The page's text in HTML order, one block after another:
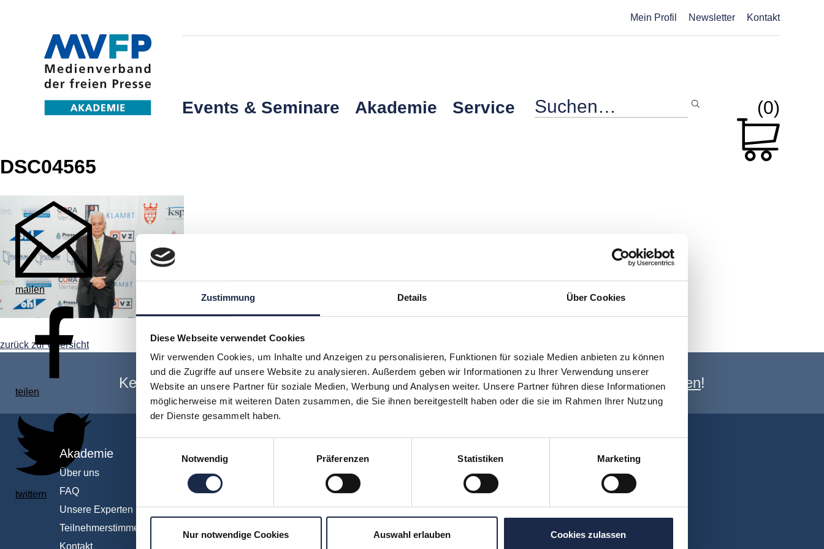
Zustimmung Details Über Cookies
Diese Webseite verwendet Cookies
Wir verwenden Cookies, um Inhalte und Anzeigen zu personalisieren, Funktionen für soziale Medien anbieten zu können
und die Zugriffe auf unsere Website zu analysieren. Außerdem geben wir Informationen zu Ihrer Verwendung unserer
Website an unsere Partner für soziale Medien, Werbung und Analysen weiter. Unsere Partner führen diese Informationen
möglicherweise mit weiteren Daten zusammen, die Sie ihnen bereitgestellt haben oder die sie im Rahmen Ihrer Nutzung
der Dienste gesammelt haben.
Notwendig
Präferenzen Statistiken Marketing
Nur notwendige Cookies Auswahl erlauben Cookies zulassen
Mein Profil Newsletter Kontakt
Events & Seminare Akademie Service (0)
DSC04565
mailen
teilen
twittern
zurück zur Übersicht
Keine Veranstaltung mehr verpassen: Jetzt für denMVFP Akademie Newsletter anmelden!
Akademie
Über uns
FAQ
Unsere Experten
Teilnehmerstimmen
Kontakt
Fachübergreifend
Formate
Konferenzen
Unternehmensbesuche